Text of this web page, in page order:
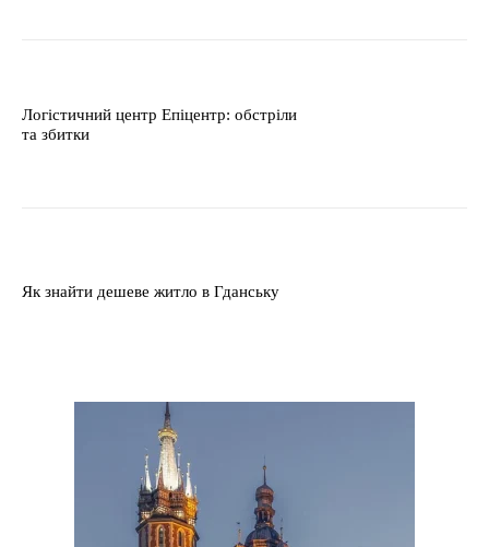
Логістичний центр Епіцентр: обстріли
та збитки
Як знайти дешеве житло в Гданську